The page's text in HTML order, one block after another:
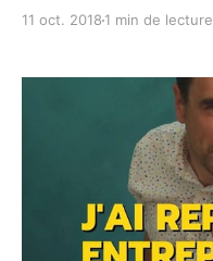
11 oct. 2018 1 min de lecture